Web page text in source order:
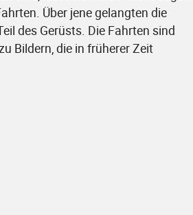
Über jene gelangten die
des Gerüsts. Die Fahrten sind
Bildern, die in früherer Zeit